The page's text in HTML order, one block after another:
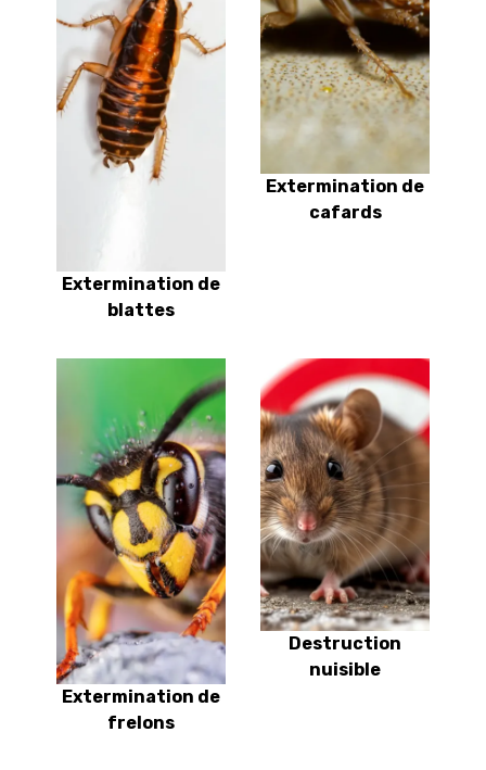
Extermination de
blattes
Extermination de
cafards
Extermination de
frelons
Destruction
nuisible